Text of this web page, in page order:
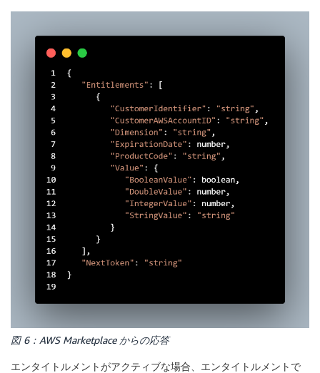
図 6：AWS Marketplace からの応答
エンタイトルメントがアクティブな場合、エンタイトルメントで